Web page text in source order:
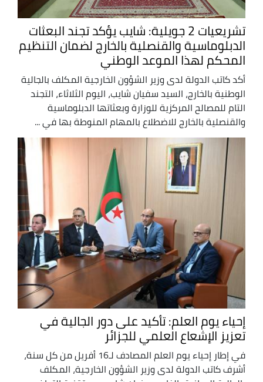
تشريعيات 2 جويلية: شايب يؤكد تجند البعثات
الدبلوماسية والقنصلية بالخارج لضمان التنظيم
المحكم لهذا الموعد الوطني
أكد كاتب الدولة لدى وزير الشؤون الخارجية المكلف بالجالية
الوطنية بالخارج، السيد سفيان شايب، اليوم الثلاثاء، التجند
التام للمصالح المركزية للوزارة وبعثاتها الدبلوماسية
والقنصلية بالخارج للاضطلاع بالمهام المنوطة بها في ...
إحياء يوم العلم: تأكيد على دور الجالية في
تعزيز الإشعاع العلمي للجزائر
في إطار إحياء يوم العلم المصادف لـ16 أفريل من كل سنة،
أشرف كاتب الدولة لدى وزير الشؤون الخارجية، المكلف